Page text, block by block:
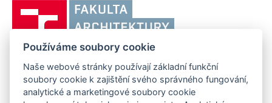
učení
Brně,
Fakulta
architektury
FAKULTA ARCHITEKTURY VUT V BRNĚ
Poříčí 273/5, 639 00 Brno
www.fa.vutbr.cz
Používáme soubory cookie
Naše webové stránky používají základní funkční
soubory cookie k zajištění svého správného fungování,
analytické a marketingové soubory cookie